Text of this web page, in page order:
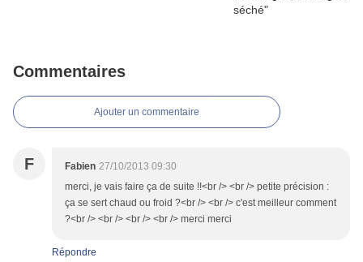
Commentaires
Ajouter un commentaire
F Fabien 27/10/2013 09:30
merci, je vais faire ça de suite !!<br /> <br /> petite précision :
ça se sert chaud ou froid ?<br /> <br /> c'est meilleur comment
?<br /> <br /> <br /> <br /> merci merci
Répondre